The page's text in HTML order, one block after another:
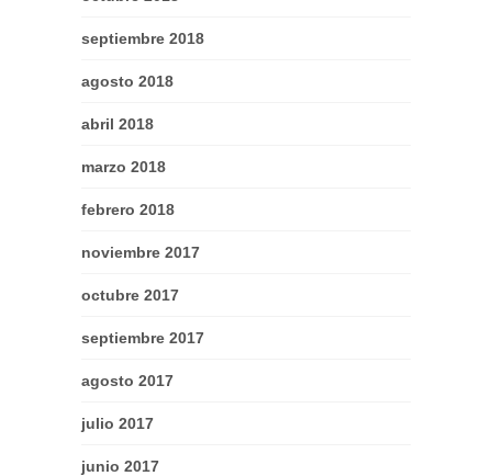
septiembre 2018
agosto 2018
abril 2018
marzo 2018
febrero 2018
noviembre 2017
octubre 2017
septiembre 2017
agosto 2017
julio 2017
junio 2017